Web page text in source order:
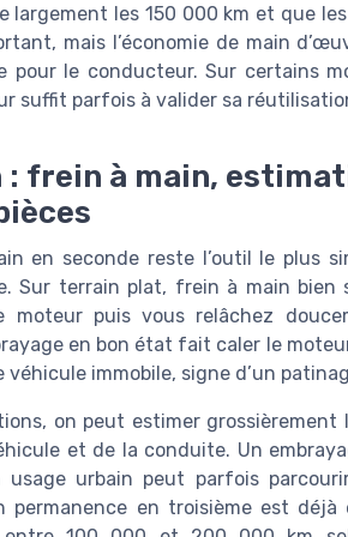
largement les 150 000 km et que
mais l’économie de main
pour le conducteur. Sur certains
suffit parfois à valider sa
: frein à main,
en seconde reste l’outil le plus
Sur terrain plat, frein à main bien
moteur puis vous relâchez
en bon état fait caler le
véhicule immobile, signe d’un
on peut estimer
et de la conduite. Un
urbain peut parfois
permanence en troisième est